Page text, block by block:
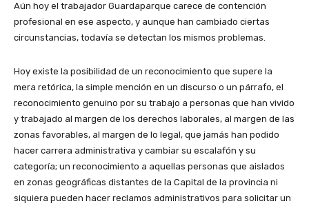
Aún hoy el trabajador Guardaparque carece de contención
profesional en ese aspecto, y aunque han cambiado ciertas
circunstancias, todavía se detectan los mismos problemas.
Hoy existe la posibilidad de un reconocimiento que supere la
mera retórica, la simple mención en un discurso o un párrafo, el
reconocimiento genuino por su trabajo a personas que han vivido
y trabajado al margen de los derechos laborales, al margen de las
zonas favorables, al margen de lo legal, que jamás han podido
hacer carrera administrativa y cambiar su escalafón y su
categoría; un reconocimiento a aquellas personas que aislados
en zonas geográficas distantes de la Capital de la provincia ni
siquiera pueden hacer reclamos administrativos para solicitar un